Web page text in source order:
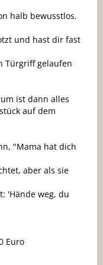
halb bewusstlos.
und hast dir fast
Türgriff gelaufen
ist dann alles
auf dem
"Mama hat dich
aber als sie
'Hände weg, du
Euro